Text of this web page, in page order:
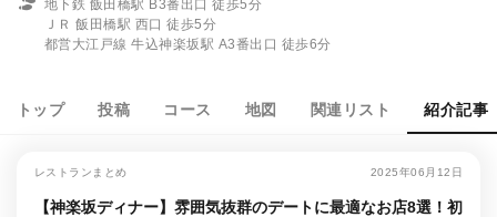
地下鉄 飯田橋駅 B3番出口 徒歩5分
ＪＲ 飯田橋駅 西口 徒歩5分
都営大江戸線 牛込神楽坂駅 A3番出口 徒歩6分
トップ 投稿 コース 地図 関連リスト 紹介記事
レストランまとめ 2025年06月12日
【神楽坂ディナー】雰囲気抜群のデートに最適なお店8選！初